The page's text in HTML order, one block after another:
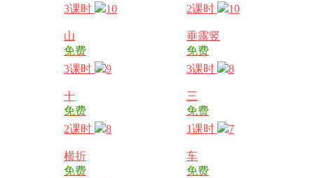
3课时
10
山
免费
2课时 10
垂露竖
免费
3课时
9
十
免费
3课时 8
三
免费
2课时
8
横折
免费
1课时 7
车
免费